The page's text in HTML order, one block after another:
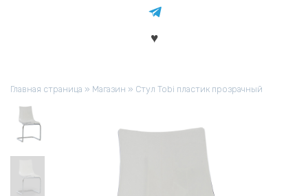
Главная страница » Магазин » Стул Tobi пластик прозрачный